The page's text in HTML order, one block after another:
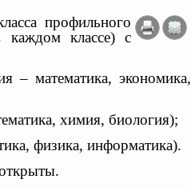
профильного
классе) с
– математика, экономика,
химия, биология);
физика, информатика).